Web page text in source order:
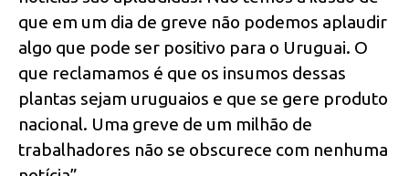
que em um dia de greve não podemos aplaudir
algo que pode ser positivo para o Uruguai. O
que reclamamos é que os insumos dessas
plantas sejam uruguaios e que se gere produto
nacional. Uma greve de um milhão de
trabalhadores não se obscurece com nenhuma